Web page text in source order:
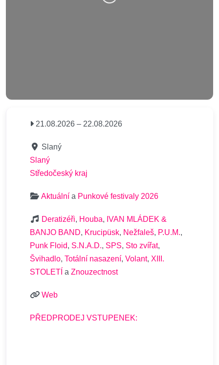
21.08.2026 – 22.08.2026
Slaný
Slaný
Středočeský kraj
Aktuální a Punkové festivaly 2026
Deratizéři, Houba, IVAN MLÁDEK &
BANJO BAND, Krucipüsk, Nežfaleš, P.U.M.,
Punk Floid, S.N.A.D., SPS, Sto zvířat,
Švihadlo, Totální nasazení, Volant, XIII.
STOLETÍ a Znouzectnost
Web
PŘEDPRODEJ VSTUPENEK: